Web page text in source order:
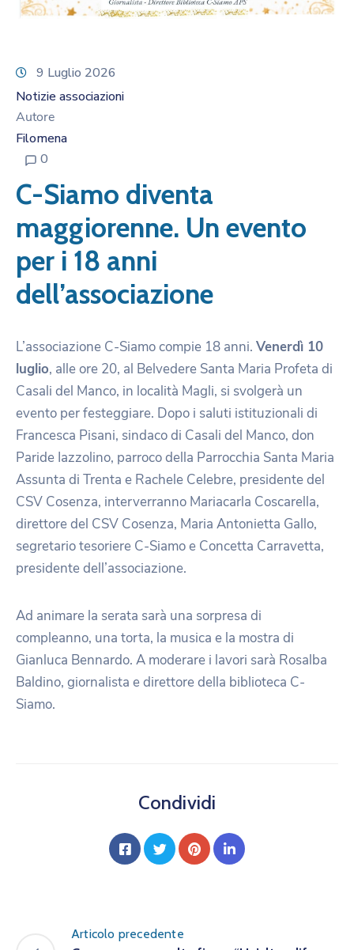
9 Luglio 2026
Notizie associazioni
Autore
Filomena
0
C-Siamo diventa
maggiorenne. Un evento
per i 18 anni
dell’associazione
L’associazione C-Siamo compie 18 anni. Venerdì 10
luglio, alle ore 20, al Belvedere Santa Maria Profeta di
Casali del Manco, in località Magli, si svolgerà un
evento per festeggiare. Dopo i saluti istituzionali di
Francesca Pisani, sindaco di Casali del Manco, don
Paride Iazzolino, parroco della Parrocchia Santa Maria
Assunta di Trenta e Rachele Celebre, presidente del
CSV Cosenza, interverranno Mariacarla Coscarella,
direttore del CSV Cosenza, Maria Antonietta Gallo,
segretario tesoriere C-Siamo e Concetta Carravetta,
presidente dell’associazione.
Ad animare la serata sarà una sorpresa di
compleanno, una torta, la musica e la mostra di
Gianluca Bennardo. A moderare i lavori sarà Rosalba
Baldino, giornalista e direttore della biblioteca C-
Siamo.
Condividi
Articolo precedente